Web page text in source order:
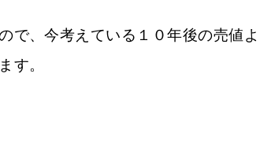
で、今考えている１０年後の売値よ
す。